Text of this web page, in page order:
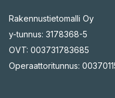
Rakennustietomalli Oy
y-tunnus: 3178368-5
OVT: 003731783685
Operaattoritunnus: